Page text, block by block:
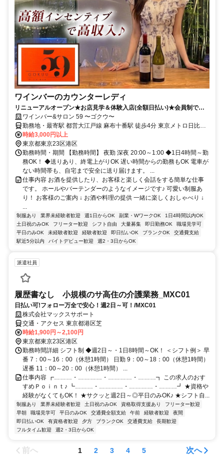
ワインバーのカウンターレディ
リニューアルオープン★お店見学＆体験入店(全額日払い)★会員制でセ
レブなお客様多数★高率バック高収入
ワインバー&サロン 59 〜ゴクウ〜
勤務地・最寄駅 都営大江戸線 麻布十番駅 徒歩4分 東京メトロ日比谷
線 六本木駅 徒歩15～20分 渋谷駅・新橋駅・目黒駅・五反田駅からの
バス通勤も便利です。
時給3,000円以上
東京都東京23区港区
勤務時間・期間 【勤務時間】 夜勤 深夜 20:00～1:00 ◆1日4時間～勤
務OK！ ◆送りあり、終電上がりOK 遅い時間からの勤務もOK 電車が
ない時間帯も、自宅まで安全に送り届けます。 ...
仕事内容 お酒を提供したり、お客様と楽しく会話をする簡単な仕事
です。 ホールやバーテンダーのようなイメージです♪ 可愛い制服あ
り！ お客様のご案内 ↓ お酒や料理の提供 一緒に楽しくおしゃべり ↓
...
制服あり 業界未経験者歓迎 週1日からOK 副業・WワークOK
1日4時間以内OK
土日祝のみOK
フリーター歓迎 シフト自由 大量募集 即日勤務OK
職場見学可
平日のみOK
未経験者歓迎 経験者歓迎 即日払いOK ブランクOK
交通費支給
駅近5分以内
バイトデビュー歓迎 週2・3日からOK
派遣社員
履歴書なし 小規模のサ高住の介護業務_MXC01
日払い可!フォロー万全で安心！週2日～可！/MXC01
株式会社マックスサポート
交通・アクセス 東京都港区芝
時給1,900円～2,100円
東京都東京23区港区
勤務時間詳細 シフト制 ◆週2日～・1日8時間～OK！ ＜シフト例＞ 早
番 7：00～16：00（休憩1時間） 日勤 9：00～18：00（休憩1時間）
遅番 11：00～20：00（休憩1時間） ...
仕事内容 ┏………・…………・…………・………┓ この求人のおす
すめＰｏｉｎｔ♪ ┗………・…………・…………・………┛ ★資格や
経験がなくてもOK！ ★サクッと週2日～◎平日のみOK♪ ★シフト自...
制服あり 業界未経験者歓迎 土日祝のみOK 資格取得支援あり
フリーター歓迎
早朝
職場見学可 平日のみOK 交通費全額支給 午前 経験者歓迎
夜間
即日払いOK
有資格者歓迎 夕方 ブランクOK 交通費支給
長期歓迎
フルタイム歓迎
週2・3日からOK
前へ 1 2 3 4 5 次へ